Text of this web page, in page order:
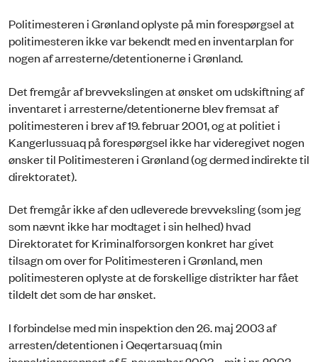
Politimesteren i Grønland oplyste på min forespørgsel at
politimesteren ikke var bekendt med en inventarplan for
nogen af arresterne/detentionerne i Grønland.
Det fremgår af brevvekslingen at ønsket om udskiftning af
inventaret i arresterne/detentionerne blev fremsat af
politimesteren i brev af 19. februar 2001, og at politiet i
Kangerlussuaq på forespørgsel ikke har videregivet nogen
ønsker til Politimesteren i Grønland (og dermed indirekte til
direktoratet).
Det fremgår ikke af den udleverede brevveksling (som jeg
som nævnt ikke har modtaget i sin helhed) hvad
Direktoratet for Kriminalforsorgen konkret har givet
tilsagn om over for Politimesteren i Grønland, men
politimesteren oplyste at de forskellige distrikter har fået
tildelt det som de har ønsket.
I forbindelse med min inspektion den 26. maj 2003 af
arresten/detentionen i Qeqertarsuaq (min